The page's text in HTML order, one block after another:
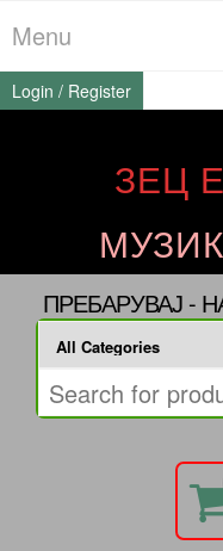
to
the
content
Menu
Login / Register
ЗЕЦ
ПРЕБАРУВАЈ -